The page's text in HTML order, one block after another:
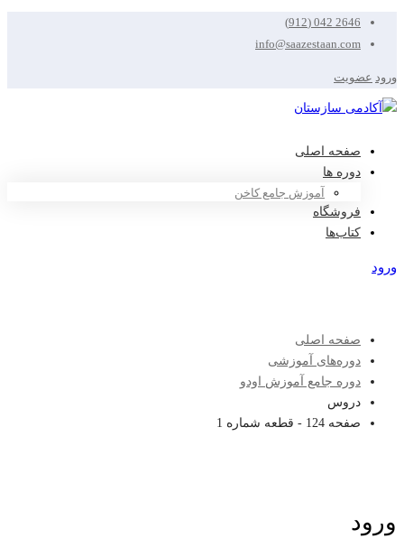
2646 042 (912)
info@saazestaan.com
ورود عضویت
صفحه اصلی
دوره ها
آموزش جامع کاخن
فروشگاه
کتاب‌ها
ورود
صفحه اصلی
دوره‌های آموزشی
دوره جامع آموزش اودو
دروس
صفحه 124 - قطعه شماره 1
ورود